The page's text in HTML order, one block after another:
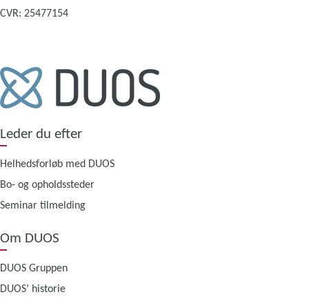
CVR: 25477154
Leder du efter
Helhedsforløb med DUOS
Bo- og opholdssteder
Seminar tilmelding
Om DUOS
DUOS Gruppen
DUOS’ historie